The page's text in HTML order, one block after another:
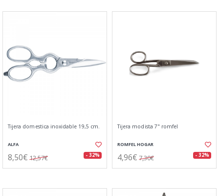
Tijera domestica inoxidable 19,5 cm.
ALFA
8,50€ 12,57€ - 32%
Tijera modista 7" romfel
ROMFEL HOGAR
4,96€ 7,30€ - 32%